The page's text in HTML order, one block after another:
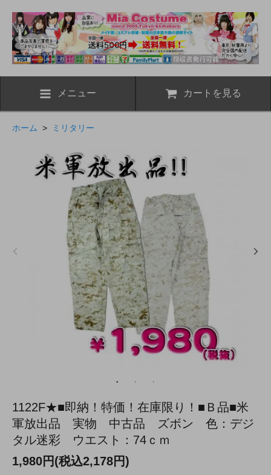
メニュー カートを見る
ホーム > ミリタリー
1122F★■即納！特価！在庫限り！■Ｂ品■米
軍放出品 実物 中古品 ズボン 色：デジ
タル迷彩 ウエスト：74ｃｍ
1,980円(税込2,178円)